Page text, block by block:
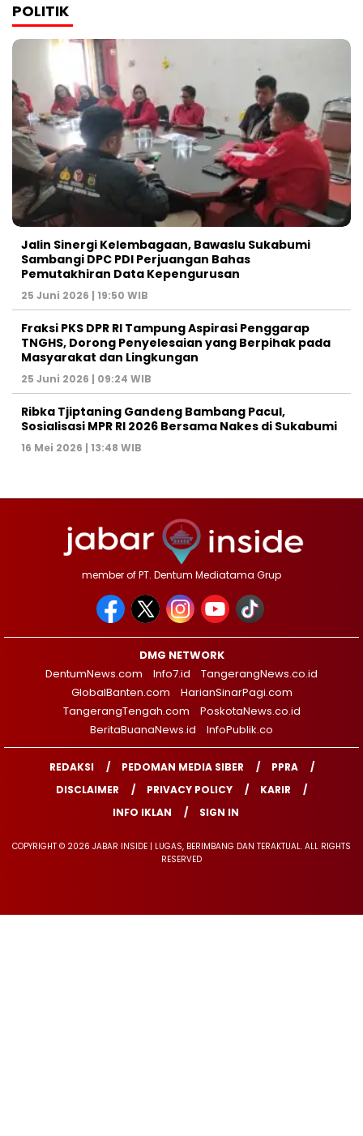
POLITIK
Jalin Sinergi Kelembagaan, Bawaslu Sukabumi
Sambangi DPC PDI Perjuangan Bahas
Pemutakhiran Data Kepengurusan
25 Juni 2026 | 19:50 WIB
‎Fraksi PKS DPR RI Tampung Aspirasi Penggarap
TNGHS, Dorong Penyelesaian yang Berpihak pada
Masyarakat dan Lingkungan‎
25 Juni 2026 | 09:24 WIB
Ribka Tjiptaning Gandeng Bambang Pacul,
Sosialisasi MPR RI 2026 Bersama Nakes di Sukabumi
16 Mei 2026 | 13:48 WIB
member of PT. Dentum Mediatama Grup
DMG NETWORK
DentumNews.com
Info7.id
TangerangNews.co.id
GlobalBanten.com
HarianSinarPagi.com
TangerangTengah.com
PoskotaNews.co.id
BeritaBuanaNews.id
InfoPublik.co
REDAKSI PEDOMAN MEDIA SIBER
PPRA
DISCLAIMER
PRIVACY POLICY
KARIR
INFO IKLAN
SIGN IN
COPYRIGHT © 2026 JABAR INSIDE | LUGAS, BERIMBANG DAN TERAKTUAL. ALL RIGHTS
RESERVED